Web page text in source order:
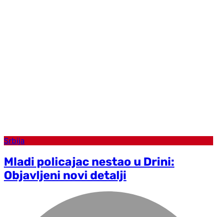
Srbija
Mladi policajac nestao u Drini:
Objavljeni novi detalji